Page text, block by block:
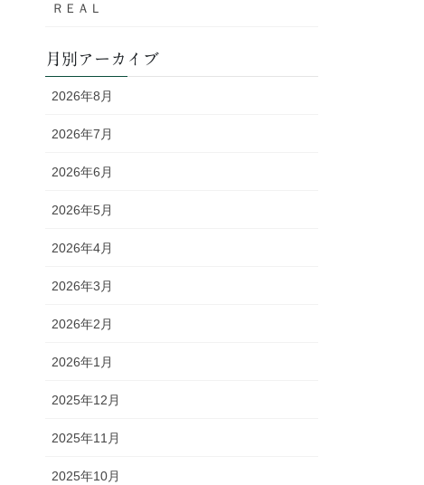
ＲＥＡＬ
月別アーカイブ
2026年8月
2026年7月
2026年6月
2026年5月
2026年4月
2026年3月
2026年2月
2026年1月
2025年12月
2025年11月
2025年10月